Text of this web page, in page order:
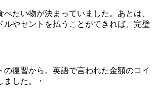
たい物が決まっていました。あとは、
ルやセントを払うことができれば、完璧
の復習から。英語で言われた金額のコイ
ました。・